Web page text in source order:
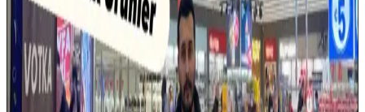
RAMpocalypse ve Tüketici Elektroniği
Sektöründeki 2026 Yılına Yönelik Kriz Tehditleri
RAMpocalypse, RAM fiyatlarındaki artış ve tedarik sıkıntısıyla
tüketici elektroniği sektöründe ciddi krizlere yol açıyor. AI
yatırımları ve Çin'in üretim kapasitesi sektörde dengeleri değiştiriyor.